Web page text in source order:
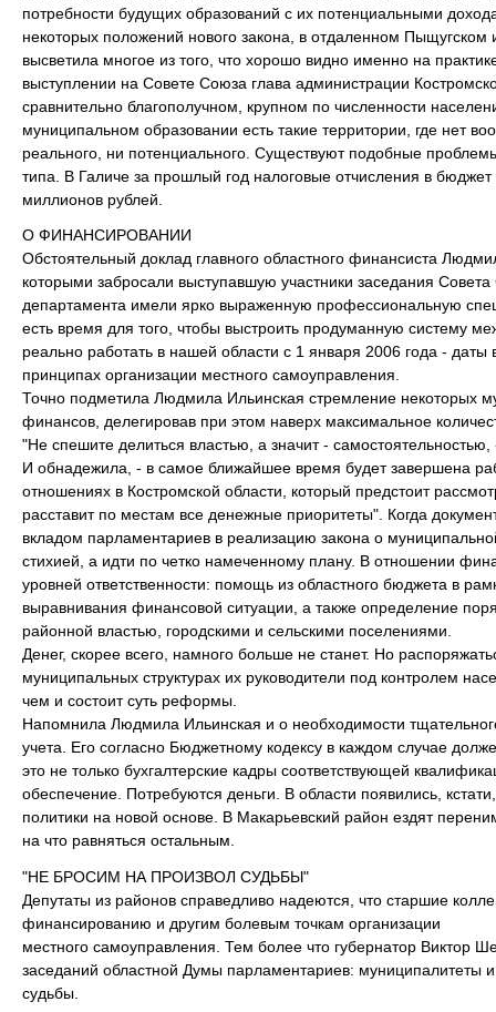
потребности будущих образований с их потенциальными
некоторых положений нового закона, в отдаленном
высветила многое из того, что хорошо видно именно на
выступлении на Совете Союза глава администрации
сравнительно благополучном, крупном по численности
муниципальном образовании есть такие территории, где нет
реального, ни потенциального. Существуют подобные
типа. В Галиче за прошлый год налоговые отчисления в
миллионов рублей.
О ФИНАНСИРОВАНИИ
Обстоятельный доклад главного областного финансиста
которыми забросали выступавшую участники заседания
департамента имели ярко выраженную профессиональную
есть время для того, чтобы выстроить продуманную систему
реально работать в нашей области с 1 января 2006 года - даты
принципах организации местного самоуправления.
Точно подметила Людмила Ильинская стремление некоторых
финансов, делегировав при этом наверх максимальное
"Не спешите делиться властью, а значит -
И обнадежила, - в самое ближайшее время будет завершена
отношениях в Костромской области, который предстоит
расставит по местам все денежные приоритеты". Когда
вкладом парламентариев в реализацию закона о
стихией, а идти по четко намеченному плану. В отношении
уровней ответственности: помощь из областного бюджета в
выравнивания финансовой ситуации, а также определение
районной властью, городскими и сельскими поселениями.
Денег, скорее всего, намного больше не станет. Но
муниципальных структурах их руководители под контролем
чем и состоит суть реформы.
Напомнила Людмила Ильинская и о необходимости
учета. Его согласно Бюджетному кодексу в каждом случае
это не только бухгалтерские кадры соответствующей
обеспечение. Потребуются деньги. В области появились,
политики на новой основе. В Макарьевский район ездят
на что равняться остальным.
"НЕ БРОСИМ НА ПРОИЗВОЛ СУДЬБЫ"
Депутаты из районов справедливо надеются, что старшие
финансированию и другим болевым точкам организации
местного самоуправления. Тем более что губернатор Виктор
заседаний областной Думы парламентариев: муниципалитеты
судьбы.